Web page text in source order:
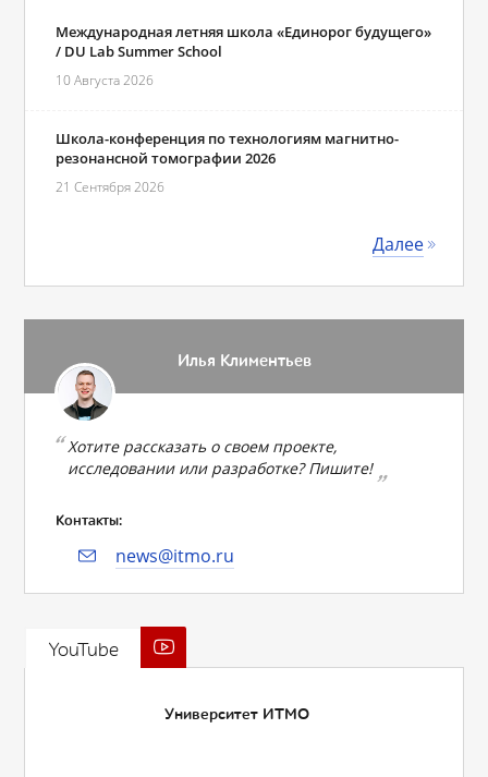
Международная летняя школа «Единорог будущего»
/ DU Lab Summer School
10 Августа 2026
Школа-конференция по технологиям магнитно-
резонансной томографии 2026
21 Сентября 2026
Далее
Илья Климентьев
Хотите рассказать о своем проекте,
исследовании или разработке? Пишите!
Контакты:
news@itmo.ru
YouTube
Университет ИТМО